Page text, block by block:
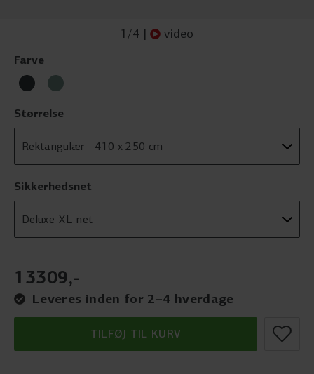
1 /4 | video
Farve
Størrelse
Sikkerhedsnet
13309,-
Leveres inden for 2–4 hverdage
TILFØJ TIL KURV